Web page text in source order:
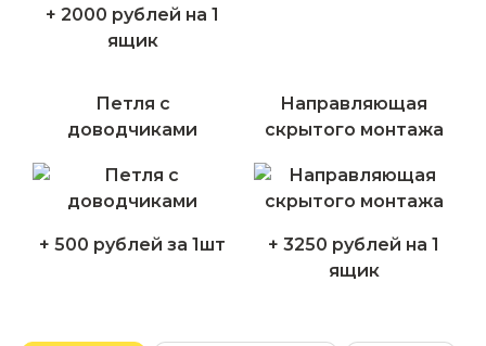
+ 2000 рублей на 1
ящик
Петля с
доводчиками
+ 500 рублей за 1шт
Направляющая
скрытого монтажа
+ 3250 рублей на 1
ящик